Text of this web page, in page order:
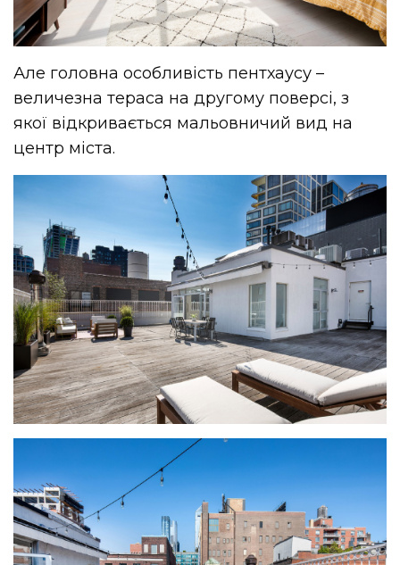
Але головна особливість пентхаусу –
величезна тераса на другому поверсі, з
якої відкривається мальовничий вид на
центр міста.